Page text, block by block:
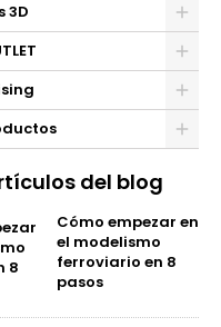
3D
del blog
Cómo empezar en
el modelismo
ferroviario en 8
pasos